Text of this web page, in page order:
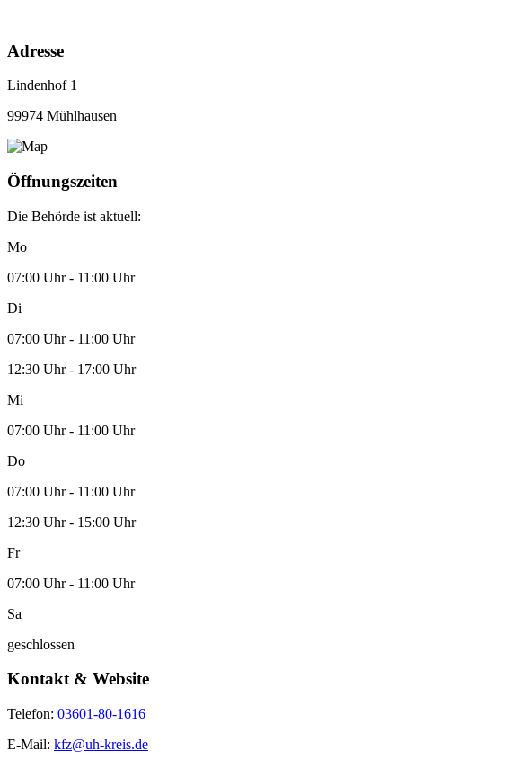
Adresse
Lindenhof 1
99974 Mühlhausen
Öffnungszeiten
Die Behörde ist aktuell:
Mo
07:00 Uhr - 11:00 Uhr
Di
07:00 Uhr - 11:00 Uhr
12:30 Uhr - 17:00 Uhr
Mi
07:00 Uhr - 11:00 Uhr
Do
07:00 Uhr - 11:00 Uhr
12:30 Uhr - 15:00 Uhr
Fr
07:00 Uhr - 11:00 Uhr
Sa
geschlossen
Kontakt & Website
Telefon: 03601-80-1616
E-Mail: kfz@uh-kreis.de